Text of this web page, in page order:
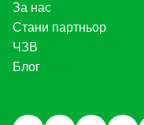
За нас
Стани партньор
ЧЗВ
Блог